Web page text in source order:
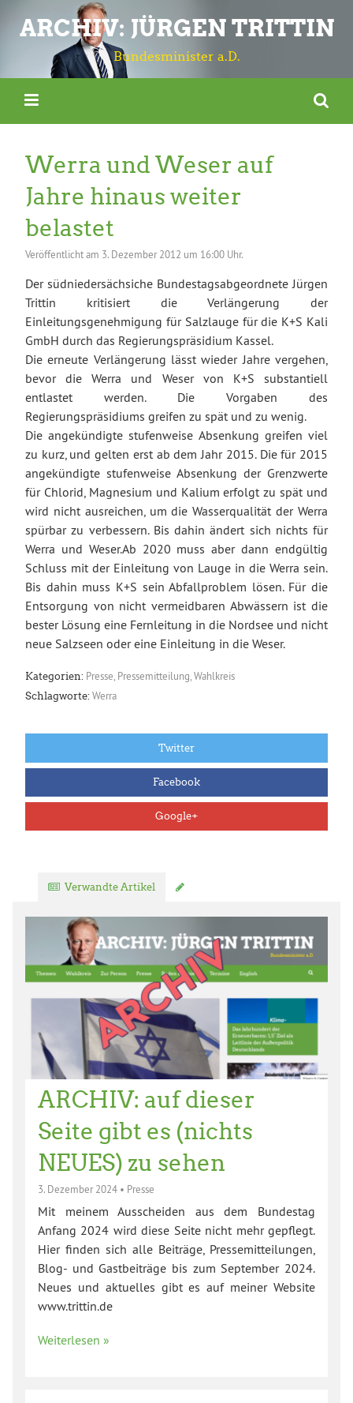
ARCHIV: JÜRGEN TRITTIN
Bundesminister a.D.
Werra und Weser auf
Jahre hinaus weiter
belastet
Veröffentlicht am 3. Dezember 2012 um 16:00 Uhr.
Der südniedersächsiche Bundestagsabgeordnete Jürgen
Trittin kritisiert die Verlängerung der
Einleitungsgenehmigung für Salzlauge für die K+S Kali
GmbH durch das Regierungspräsidium Kassel.
Die erneute Verlängerung lässt wieder Jahre vergehen,
bevor die Werra und Weser von K+S substantiell
entlastet werden. Die Vorgaben des
Regierungspräsidiums greifen zu spät und zu wenig.
Die angekündigte stufenweise Absenkung greifen viel
zu kurz, und gelten erst ab dem Jahr 2015. Die für 2015
angekündigte stufenweise Absenkung der Grenzwerte
für Chlorid, Magnesium und Kalium erfolgt zu spät und
wird nicht ausreichen, um die Wasserqualität der Werra
spürbar zu verbessern. Bis dahin ändert sich nichts für
Werra und Weser.Ab 2020 muss aber dann endgültig
Schluss mit der Einleitung von Lauge in die Werra sein.
Bis dahin muss K+S sein Abfallproblem lösen. Für die
Entsorgung von nicht vermeidbaren Abwässern ist die
bester Lösung eine Fernleitung in die Nordsee und nicht
neue Salzseen oder eine Einleitung in die Weser.
Kategorien: Presse Pressemitteilung Wahlkreis
Schlagworte: Werra
Twitter
Facebook
Google+
Verwandte Artikel
ARCHIV: auf dieser
Seite gibt es (nichts
NEUES) zu sehen
3. Dezember 2024 • Presse
Mit meinem Ausscheiden aus dem Bundestag
Anfang 2024 wird diese Seite nicht mehr gepflegt.
Hier finden sich alle Beiträge, Pressemitteilungen,
Blog- und Gastbeiträge bis zum September 2024.
Neues und aktuelles gibt es auf meiner Website
www.trittin.de
Weiterlesen »